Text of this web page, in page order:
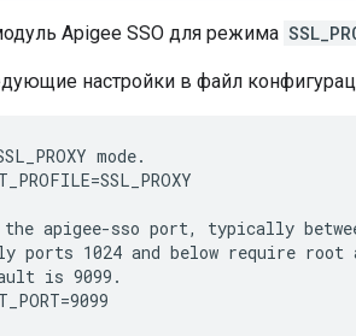
Apigee SSO для режима
настройки в файл
mode.
apigee-sso port, typically
ports 1024 and below require root
is 9099.